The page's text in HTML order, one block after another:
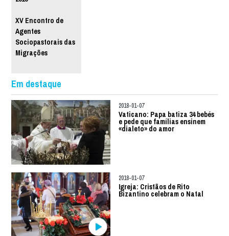
XV Encontro de
Agentes
Sociopastorais das
Migrações
Em destaque
2018-01-07
Vaticano: Papa batiza 34 bebés
e pede que famílias ensinem
«dialeto» do amor
2018-01-07
Igreja: Cristãos de Rito
Bizantino celebram o Natal